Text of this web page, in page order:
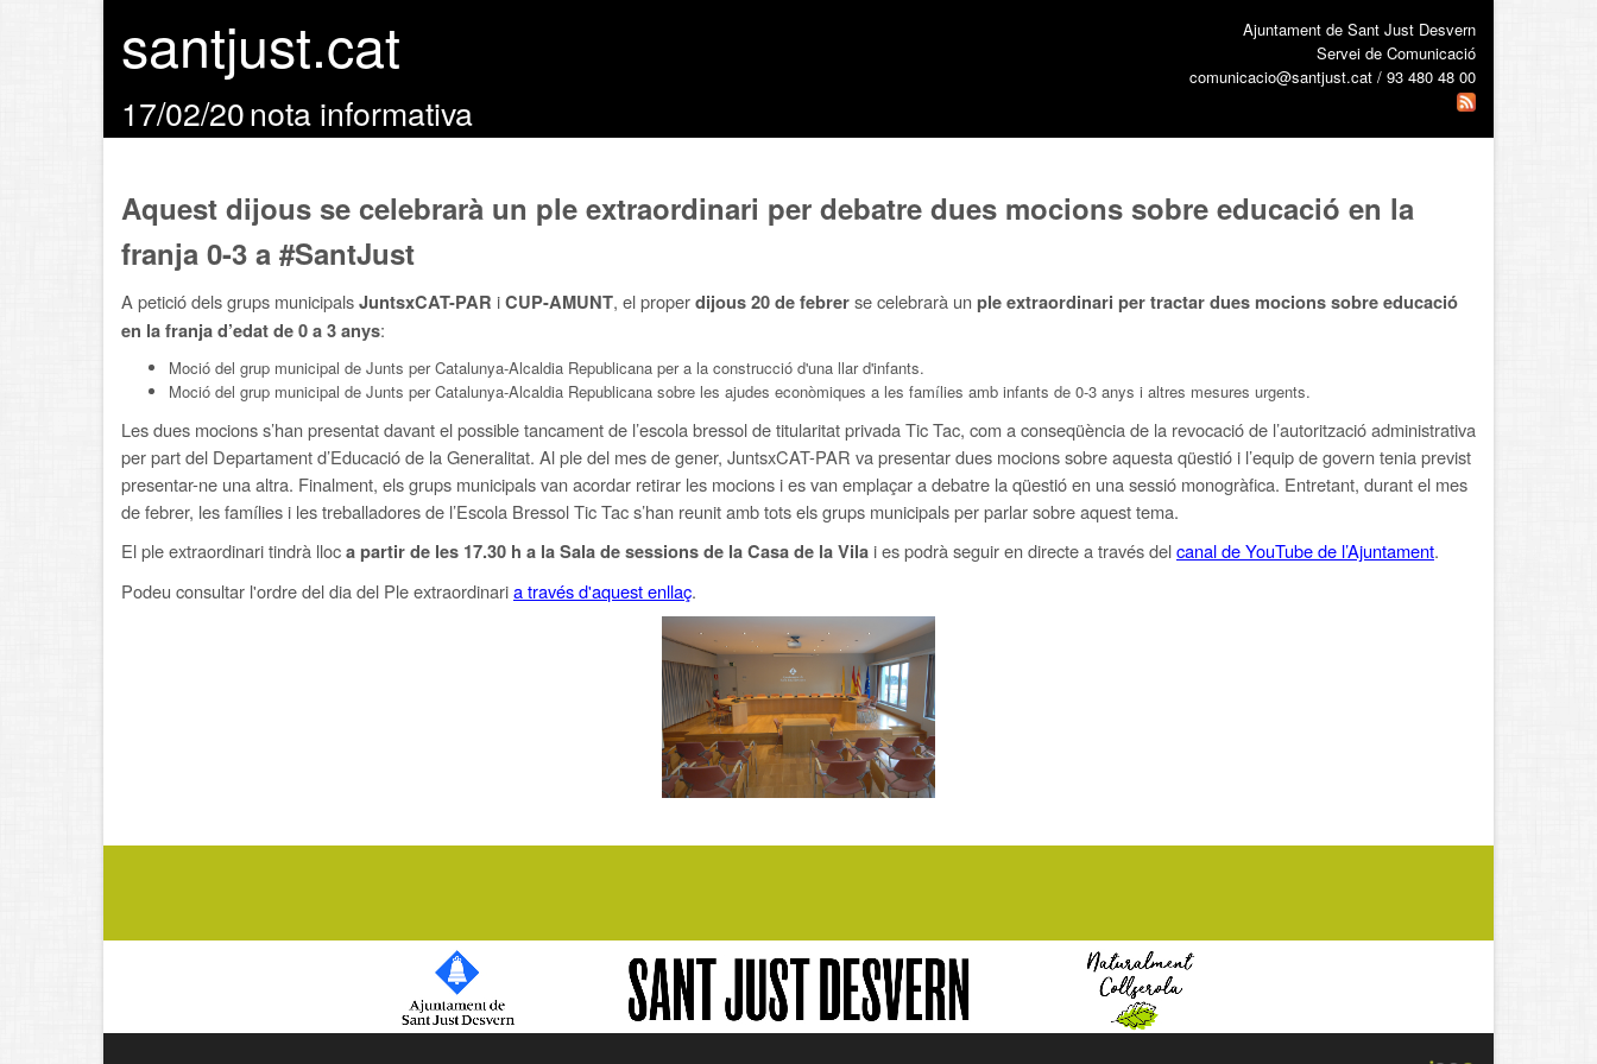
santjust.cat
17/02/20nota informativa
Ajuntament de Sant Just Desvern
Servei de Comunicació
comunicacio@santjust.cat / 93 480 48 00
Aquest dijous se celebrarà un ple extraordinari per debatre dues mocions sobre educació en la
franja 0-3 a #SantJust
A petició dels grups municipalsJuntsxCAT-PAR iCUP-AMUNT, el properdijous 20 de febrerse celebrarà unple extraordinari per tractar dues mocions sobre educació
en la franja d’edat de 0 a 3 anys:
Moció del grup municipal de Junts per Catalunya-Alcaldia Republicana per a la construcció d'una llar d'infants.
Moció del grup municipal de Junts per Catalunya-Alcaldia Republicana sobre les ajudes econòmiques a les famílies amb infants de 0-3 anys i altres mesures urgents.
Les dues mocions s’han presentat davant el possible tancament de l’escola bressol de titularitat privada Tic Tac, com a conseqüència de la revocació de l’autorització administrativa
per part del Departament d’Educació de la Generalitat. Al ple del mes de gener, JuntsxCAT-PAR va presentar dues mocions sobre aquesta qüestió i l’equip de govern tenia previst
presentar-ne una altra. Finalment, els grups municipals van acordar retirar les mocions i es van emplaçar a debatre la qüestió en una sessió monogràfica. Entretant, durant el mes
de febrer, les famílies i les treballadores de l’Escola Bressol Tic Tac s’han reunit amb tots els grups municipals per parlar sobre aquest tema.
El ple extraordinari tindrà lloca partir de les 17.30 h a la Sala de sessions de la Casa de la Vila i es podrà seguir en directe a través delcanal de YouTube de l’Ajuntament.
Podeu consultar l'ordre del dia del Ple extraordinaria través d'aquest enllaç.